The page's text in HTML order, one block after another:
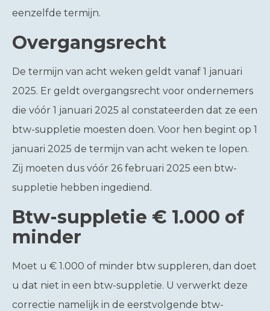
eenzelfde termijn.
Overgangsrecht
De termijn van acht weken geldt vanaf 1 januari
2025. Er geldt overgangsrecht voor ondernemers
die vóór 1 januari 2025 al constateerden dat ze een
btw-suppletie moesten doen. Voor hen begint op 1
januari 2025 de termijn van acht weken te lopen.
Zij moeten dus vóór 26 februari 2025 een btw-
suppletie hebben ingediend.
Btw-suppletie € 1.000 of
minder
Moet u € 1.000 of minder btw suppleren, dan doet
u dat niet in een btw-suppletie. U verwerkt deze
correctie namelijk in de eerstvolgende btw-